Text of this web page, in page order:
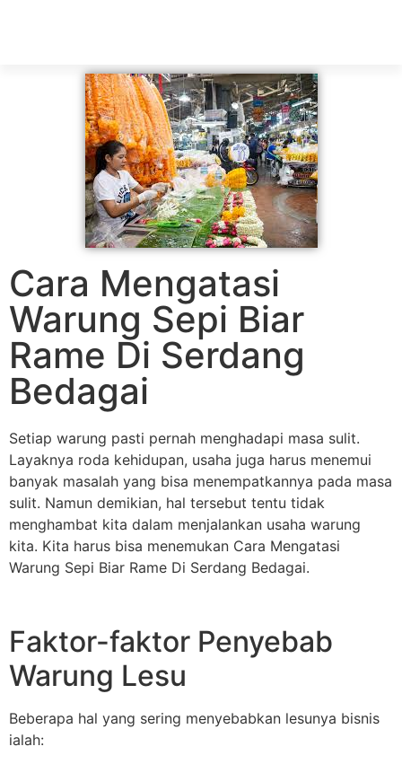
Cara Mengatasi
Warung Sepi Biar
Rame Di Serdang
Bedagai
Setiap warung pasti pernah menghadapi masa sulit.
Layaknya roda kehidupan, usaha juga harus menemui
banyak masalah yang bisa menempatkannya pada masa
sulit. Namun demikian, hal tersebut tentu tidak
menghambat kita dalam menjalankan usaha warung
kita. Kita harus bisa menemukan Cara Mengatasi
Warung Sepi Biar Rame Di Serdang Bedagai.
Faktor-faktor Penyebab
Warung Lesu
Beberapa hal yang sering menyebabkan lesunya bisnis
ialah: